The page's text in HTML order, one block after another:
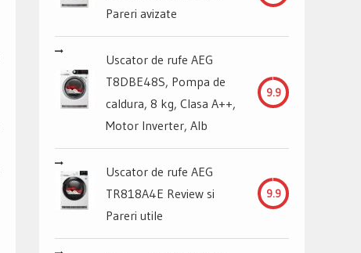
Pareri avizate
Uscator de rufe AEG
T8DBE48S, Pompa de
caldura, 8 kg, Clasa A++,
Motor Inverter, Alb
9.9
Uscator de rufe AEG
TR818A4E Review si
Pareri utile
9.9